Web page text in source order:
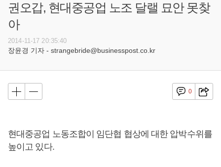
권오갑, 현대중공업 노조 달랠 묘안 못찾
아
2014-11-17 20:35:40
장윤경 기자 - strangebride@businesspost.co.kr
0
현대중공업 노동조합이 임단협 협상에 대한 압박수위를
높이고 있다.